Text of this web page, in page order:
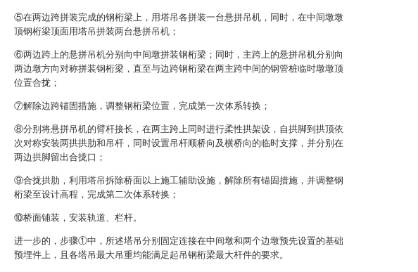
⑤在两边跨拼装完成的钢桁梁上，用塔吊各拼装一台悬拼吊机，同时，在中间墩墩
顶钢桁梁顶面用塔吊拼装两台悬拼吊机；
⑥两边跨上的悬拼吊机分别向中间墩拼装钢桁梁；同时，主跨上的悬拼吊机分别向
两边墩方向对称拼装钢桁梁，直至与边跨钢桁梁在两主跨中间的钢管桩临时墩墩顶
位置合拢；
⑦解除边跨锚固措施，调整钢桁梁位置，完成第一次体系转换；
⑧分别将悬拼吊机的臂杆接长，在两主跨上同时进行柔性拱架设，自拱脚到拱顶依
次对称安装两拱拱肋和吊杆，同时设置吊杆顺桥向及横桥向的临时支撑，并分别在
两边拱脚留出合拢口；
⑨合拢拱肋，利用塔吊拆除桥面以上施工辅助设施，解除所有锚固措施，并调整钢
桁梁至设计高程，完成第二次体系转换；
⑩桥面铺装，安装轨道、栏杆。
进一步的，步骤①中，所述塔吊分别固定连接在中间墩和两个边墩预先设置的基础
预埋件上，且各塔吊最大吊重均能满足起吊钢桁梁最大杆件的要求。